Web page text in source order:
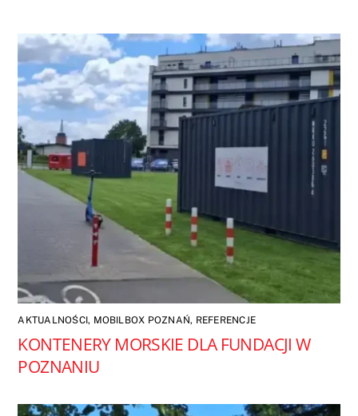
AKTUALNOŚCI, MOBILBOX POZNAŃ, REFERENCJE
KONTENERY MORSKIE DLA FUNDACJI W
POZNANIU